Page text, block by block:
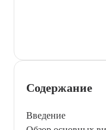
Содержание
Введение